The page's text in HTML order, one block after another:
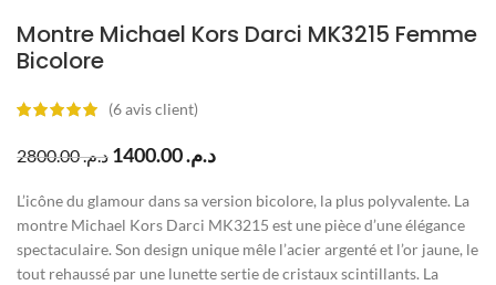
Montre Michael Kors Darci MK3215 Femme
Bicolore
(6avis client)
د.م.2800.00 د.م.
L’icône du glamour dans sa version bicolore, la plus polyvalente. La
montre Michael Kors Darci MK3215 est une pièce d’une élégance
spectaculaire. Son design unique mêle l’acier argenté et l’or jaune, le
tout rehaussé par une lunette sertie de cristaux scintillants. La